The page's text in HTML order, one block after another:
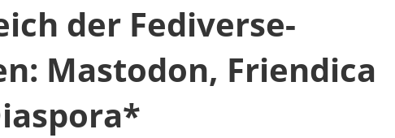
der Fediverse-
Mastodon, Friendica